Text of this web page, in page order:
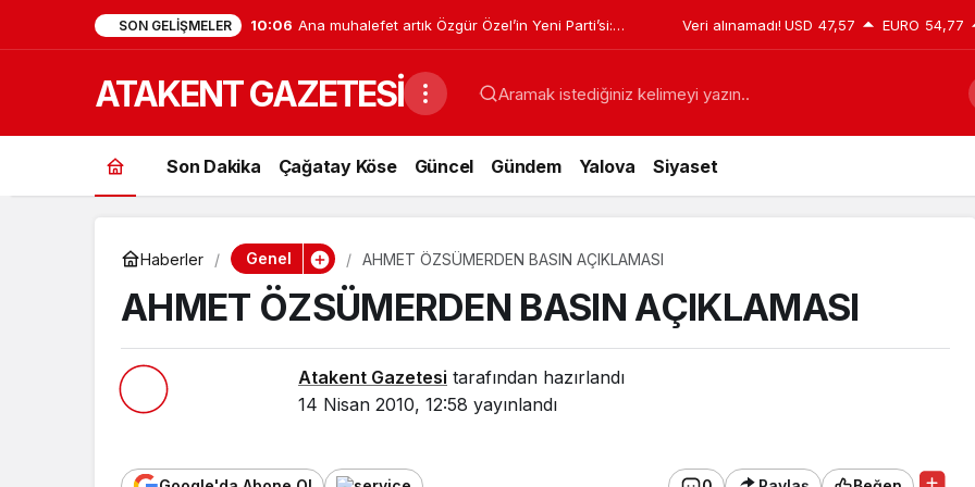
SON GELIŞMELER 23:26 Yalova Üniversitesi’nde İstikrar Sürüyor: Rektör
Bahçekapılı Yeniden Görevde
Veri alınamadı! USD 47,57 EURO 54,77
ATAKENT GAZETESİ Aramak istediğiniz kelimeyi yazın..
Son Dakika Çağatay Köse Güncel Gündem Yalova Siyaset
Haberler Genel AHMET ÖZSÜMERDEN BASIN AÇIKLAMASI
AHMET ÖZSÜMERDEN BASIN AÇIKLAMASI
Atakent Gazetesi tarafından hazırlandı
14 Nisan 2010, 12:58 yayınlandı